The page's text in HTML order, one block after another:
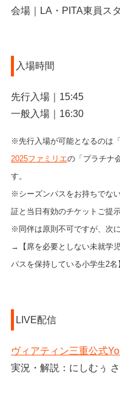
会場｜LA・PITA東員ス
入場時間
先行入場｜15:45
一般入場｜16:30
※先行入場が可能となるのは
2025ファミリエの「プラチナ
す。
※シーズンパスをお持ちでな
証と当日有効のチケットご提
※同伴は原則不可ですが、次
→【席を必要としない未就学
パスを保持している小学生2名
LIVE配信
ヴィアティン三重公式
実況・解説：にしむぅ